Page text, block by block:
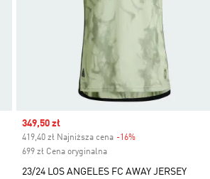
Sale price
349,50 zł
419,40 zł Najniższa cena -16%Discount
699 zł Cena oryginalna
23/24 LOS ANGELES FC AWAY JERSEY